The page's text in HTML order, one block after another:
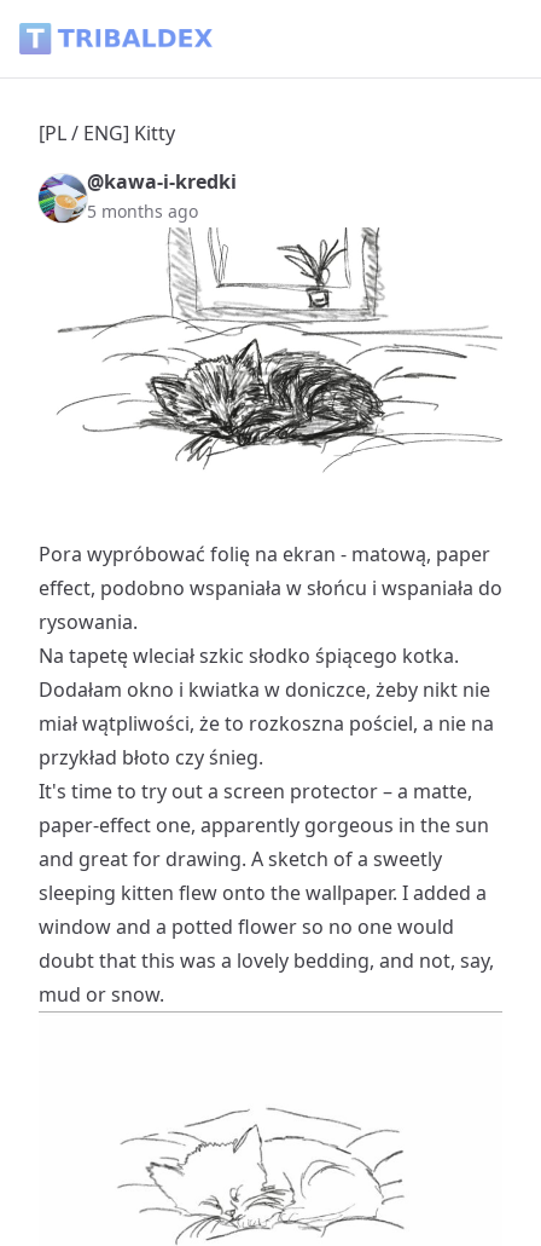
[PL / ENG] Kitty
@kawa-i-kredki
5 months ago
Pora wypróbować folię na ekran - matową, paper
effect, podobno wspaniała w słońcu i wspaniała do
rysowania.
Na tapetę wleciał szkic słodko śpiącego kotka.
Dodałam okno i kwiatka w doniczce, żeby nikt nie
miał wątpliwości, że to rozkoszna pościel, a nie na
przykład błoto czy śnieg.
It's time to try out a screen protector – a matte,
paper-effect one, apparently gorgeous in the sun
and great for drawing. A sketch of a sweetly
sleeping kitten flew onto the wallpaper. I added a
window and a potted flower so no one would
doubt that this was a lovely bedding, and not, say,
mud or snow.